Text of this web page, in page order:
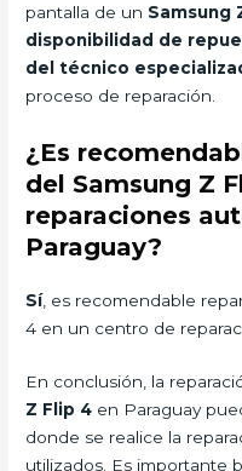
pantalla de un Samsung
disponibilidad de
del técnico
proceso de reparación.
¿Es
del Samsung Z
reparaciones
Paraguay?
Sí, es recomendable
4 en un centro de
En conclusión, la
Z Flip 4 en Paraguay
donde se realice la
utilizados. Es importante